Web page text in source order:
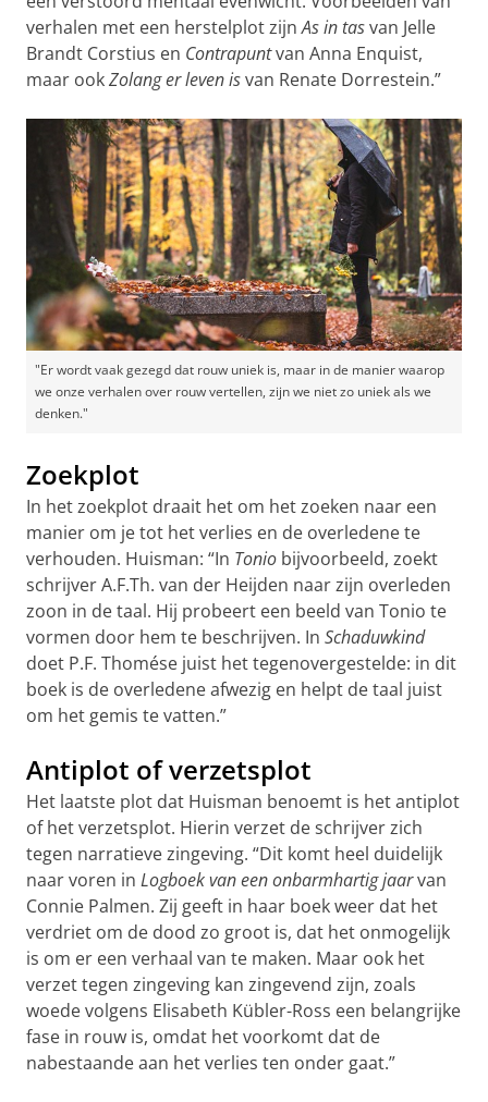
verhalen met een herstelplot zijnAs in tasvan Jelle
Brandt Corstius en Contrapuntvan Anna Enquist,
maar ookZolang er leven isvan Renate Dorrestein.”
"Er wordt vaak gezegd dat rouw uniek is, maar in de manier waarop
we onze verhalen over rouw vertellen, zijn we niet zo uniek als we
denken."
Zoekplot
In het zoekplot draait het om het zoeken naar een
manier om je tot het verlies en de overledene te
verhouden. Huisman: “In Tonio bijvoorbeeld, zoekt
schrijver A.F.Th. van der Heijden naar zijn overleden
zoon in de taal. Hij probeert een beeld van Tonio te
vormen door hem te beschrijven. In Schaduwkind
doet P.F. Thomése juist het tegenovergestelde: in dit
boek is de overledene afwezig en helpt de taal juist
om het gemis te vatten.”
Antiplot of verzetsplot
Het laatste plot dat Huisman benoemt is het antiplot
of het verzetsplot. Hierin verzet de schrijver zich
tegen narratieve zingeving. “Dit komt heel duidelijk
naar voren in Logboek van een onbarmhartig jaarvan
Connie Palmen. Zij geeft in haar boek weer dat het
verdriet om de dood zo groot is, dat het onmogelijk
is om er een verhaal van te maken. Maar ook het
verzet tegen zingeving kan zingevend zijn, zoals
woede volgens Elisabeth Kübler-Ross een belangrijke
fase in rouw is, omdat het voorkomt dat de
nabestaande aan het verlies ten onder gaat.”